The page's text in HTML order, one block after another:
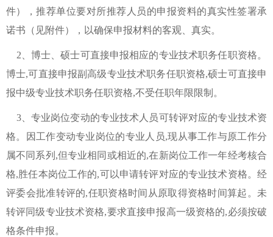
件），推荐单位要对所推荐人员的申报资料的真实性签署承
诺书（见附件），以确保申报材料的客观、真实。
2、博士、硕士可直接申报相应的专业技术职务任职资格。
博士,可直接申报副高级专业技术职务任职资格,硕士可直接申
报中级专业技术职务任职资格,不受任职年限限制。
3、专业岗位变动的专业技术人员可转评对应的专业技术资
格。因工作变动专业岗位的专业人员,现从事工作与原工作分
属不同系列,但专业相同或相近的,在新岗位工作一年经考核合
格,胜任本岗位工作的,可以申请转评对应的专业技术资格。经
评委会批准转评的,任职资格时间从原取得资格时间算起。未
转评同级专业技术资格,要求直接申报高一级资格的,必须按破
格条件申报。